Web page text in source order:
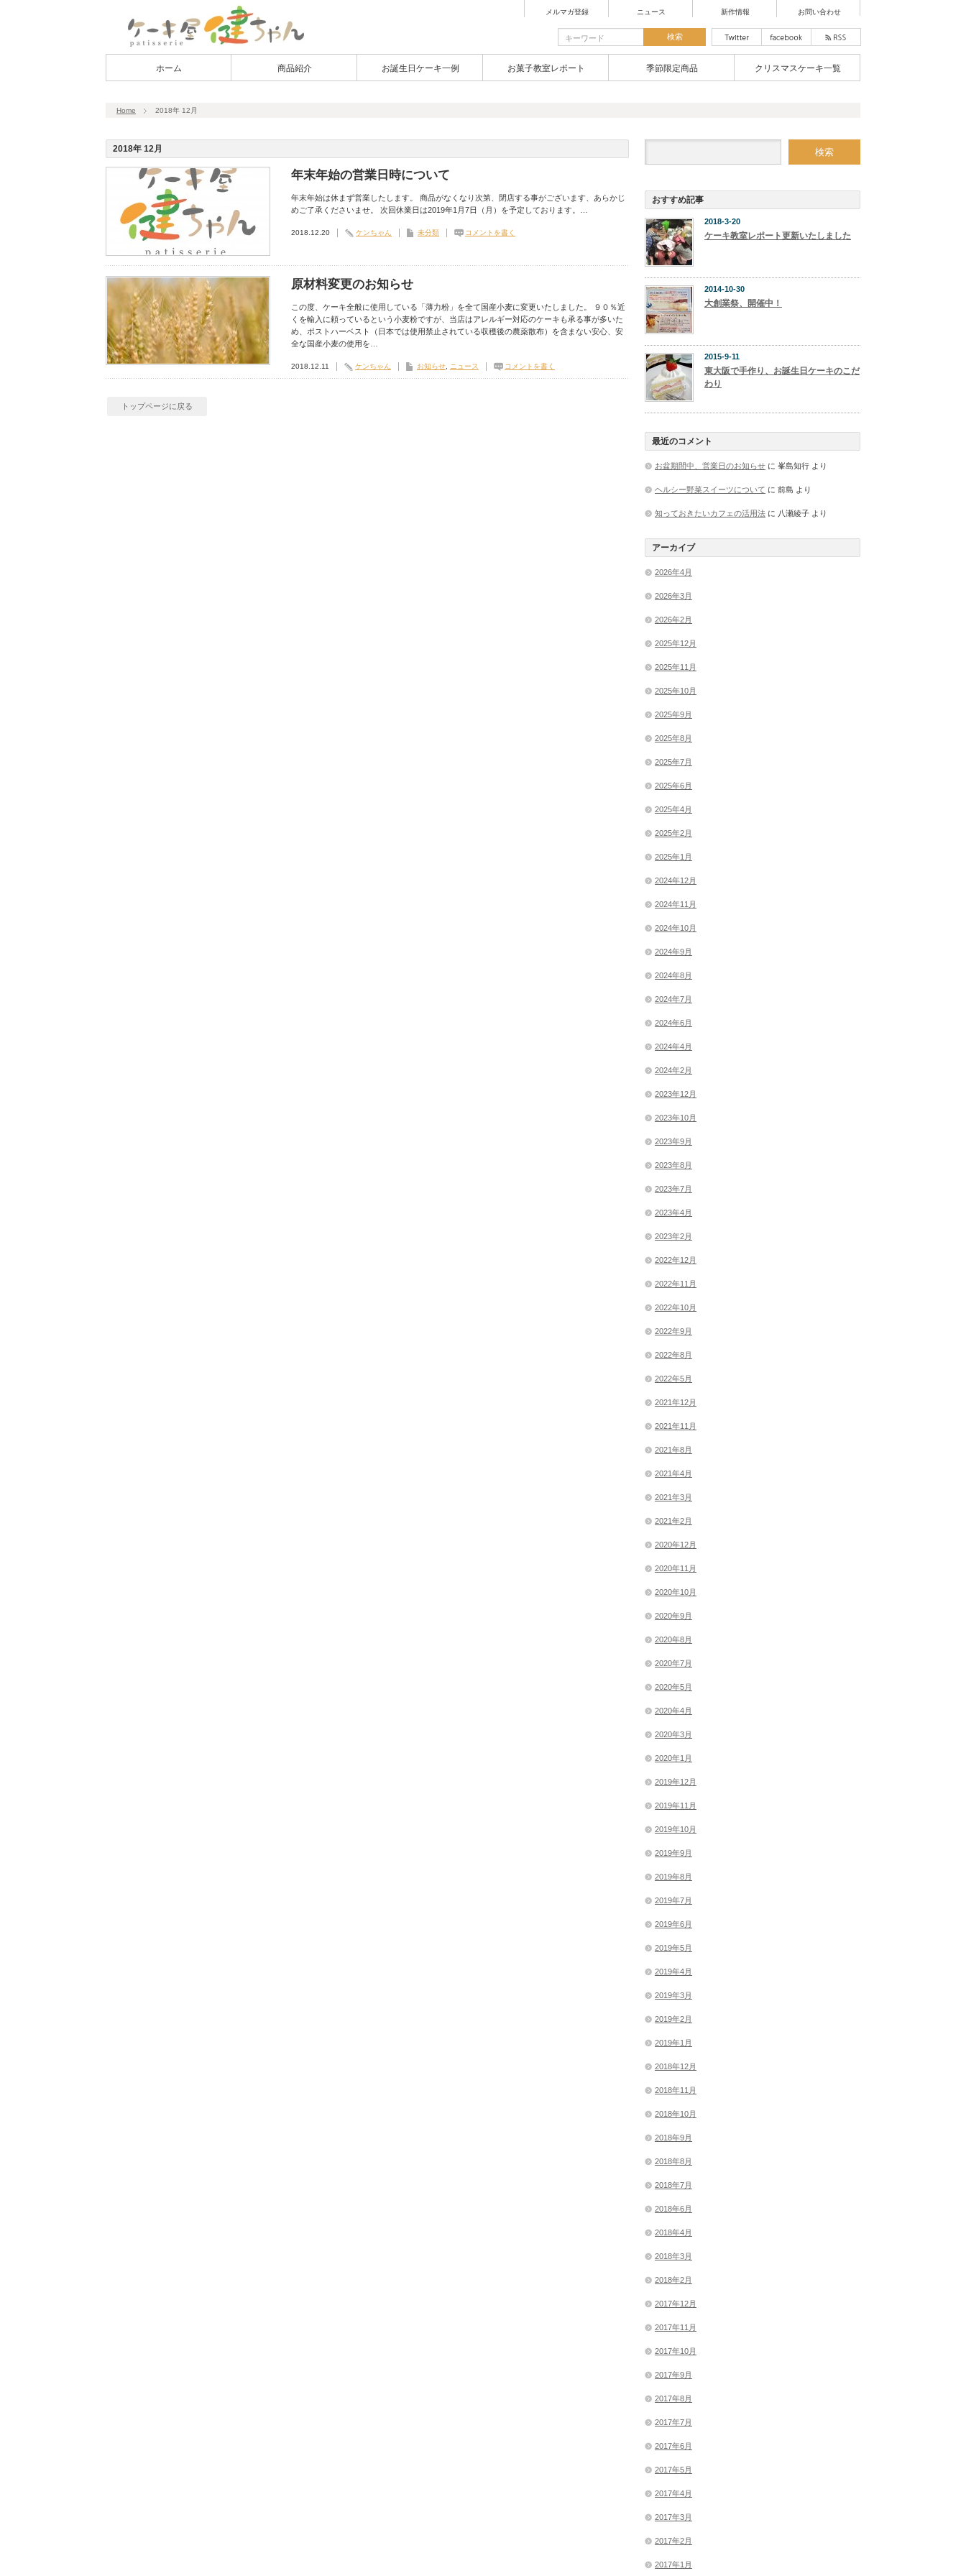
メルマガ登録 ニュース 新作情報 お問い合わせ
ホーム 商品紹介 お誕生日ケーキ一例 お菓子教室レポート 季節限定商品 クリスマスケーキ一覧
Home 2018年 12月
2018年 12月
年末年始の営業日時について
年末年始は休まず営業したします。 商品がなくなり次第、閉店する事がございます、あらかじ
めご了承くださいませ。 次回休業日は2019年1月7日（月）を予定しております。…
2018.12.20 ケンちゃん 未分類 コメントを書く
原材料変更のお知らせ
この度、ケーキ全般に使用している「薄力粉」を全て国産小麦に変更いたしました。 ９０％近
くを輸入に頼っているという小麦粉ですが、当店はアレルギー対応のケーキも承る事が多いた
め、ポストハーベスト（日本では使用禁止されている収穫後の農薬散布）を含まない安心、安
全な国産小麦の使用を…
2018.12.11 ケンちゃん お知らせ ニュース コメントを書く
トップページに戻る
おすすめ記事
2018-3-20
ケーキ教室レポート更新いたしました
2014-10-30
大創業祭、開催中！
2015-9-11
東大阪で手作り、お誕生日ケーキのこだ
わり
最近のコメント
お盆期間中、営業日のお知らせ に 峯島知行 より
ヘルシー野菜スイーツについて に 前島 より
知っておきたいカフェの活用法 に 八瀬綾子 より
アーカイブ
2026年4月
2026年3月
2026年2月
2025年12月
2025年11月
2025年10月
2025年9月
2025年8月
2025年7月
2025年6月
2025年4月
2025年2月
2025年1月
2024年12月
2024年11月
2024年10月
2024年9月
2024年8月
2024年7月
2024年6月
2024年4月
2024年2月
2023年12月
2023年10月
2023年9月
2023年8月
2023年7月
2023年4月
2023年2月
2022年12月
2022年11月
2022年10月
2022年9月
2022年8月
2022年5月
2021年12月
2021年11月
2021年8月
2021年4月
2021年3月
2021年2月
2020年12月
2020年11月
2020年10月
2020年9月
2020年8月
2020年7月
2020年5月
2020年4月
2020年3月
2020年1月
2019年12月
2019年11月
2019年10月
2019年9月
2019年8月
2019年7月
2019年6月
2019年5月
2019年4月
2019年3月
2019年2月
2019年1月
2018年12月
2018年11月
2018年10月
2018年9月
2018年8月
2018年7月
2018年6月
2018年4月
2018年3月
2018年2月
2017年12月
2017年11月
2017年10月
2017年9月
2017年8月
2017年7月
2017年6月
2017年5月
2017年4月
2017年3月
2017年2月
2017年1月